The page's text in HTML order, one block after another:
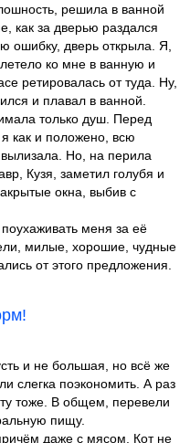
решила в ванной
как за дверью раздался
ошибку, дверь открыла. Я,
ко мне в ванную и
ретировалась от туда. Ну,
и плавал в ванной.
только душ. Перед
как и положено, всю
Но, на перила
Кузя, заметил голубя и
окна, выбив с
меня за её
милые, хорошие, чудные
от этого предложения.
и не большая, но всё же
слегка поэкономить. А раз
тоже. В общем, перевели
пищу.
даже с мясом. Кот не